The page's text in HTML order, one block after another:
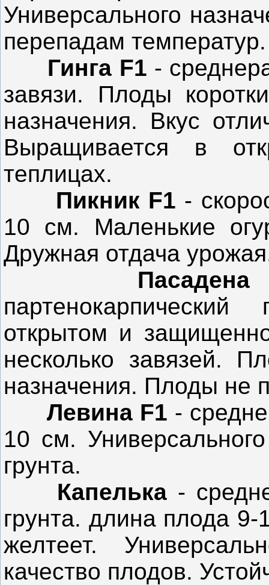
Универсального
перепадам температур.
Гинга F1 -
завязи. Плоды
назначения. Вкус
Выращивается в
теплицах.
Пикник F1 -
10 см. Маленькие
Дружная отдача
открытом и
несколько завязей.
назначения. Плоды не
Левина F1 -
10 см.
грунта.
Капелька -
грунта. длина плода
желтеет.
качество плодов.